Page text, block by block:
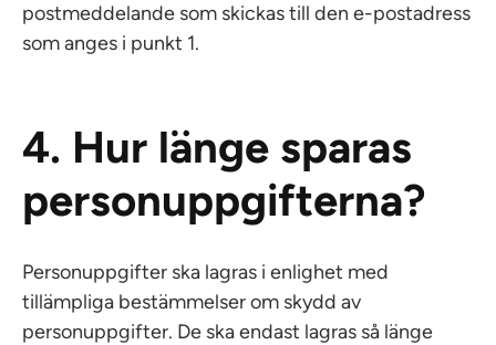
postmeddelande som skickas till den e-postadress
som anges i punkt 1.
4. Hur länge sparas
personuppgifterna?
Personuppgifter ska lagras i enlighet med
tillämpliga bestämmelser om skydd av
personuppgifter. De ska endast lagras så länge